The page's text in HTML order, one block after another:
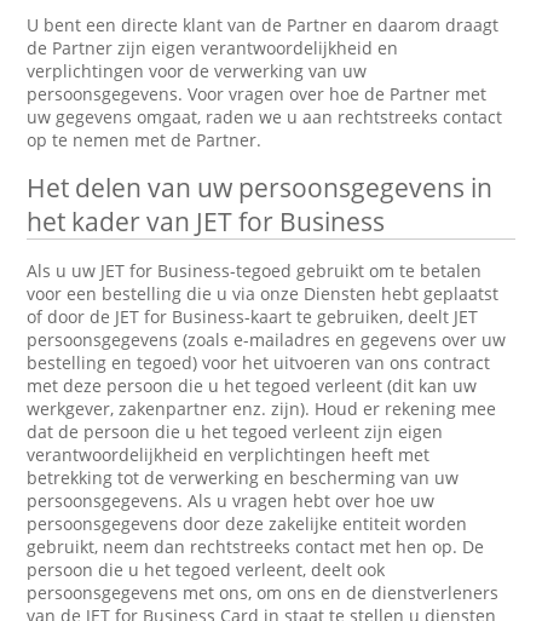
U bent een directe klant van de Partner en daarom draagt
de Partner zijn eigen verantwoordelijkheid en
verplichtingen voor de verwerking van uw
persoonsgegevens. Voor vragen over hoe de Partner met
uw gegevens omgaat, raden we u aan rechtstreeks contact
op te nemen met de Partner.
Het delen van uw persoonsgegevens in
het kader van JET for Business
Als u uw JET for Business-tegoed gebruikt om te betalen
voor een bestelling die u via onze Diensten hebt geplaatst
of door de JET for Business-kaart te gebruiken, deelt JET
persoonsgegevens (zoals e-mailadres en gegevens over uw
bestelling en tegoed) voor het uitvoeren van ons contract
met deze persoon die u het tegoed verleent (dit kan uw
werkgever, zakenpartner enz. zijn). Houd er rekening mee
dat de persoon die u het tegoed verleent zijn eigen
verantwoordelijkheid en verplichtingen heeft met
betrekking tot de verwerking en bescherming van uw
persoonsgegevens. Als u vragen hebt over hoe uw
persoonsgegevens door deze zakelijke entiteit worden
gebruikt, neem dan rechtstreeks contact met hen op. De
persoon die u het tegoed verleent, deelt ook
persoonsgegevens met ons, om ons en de dienstverleners
van de JET for Business Card in staat te stellen u diensten